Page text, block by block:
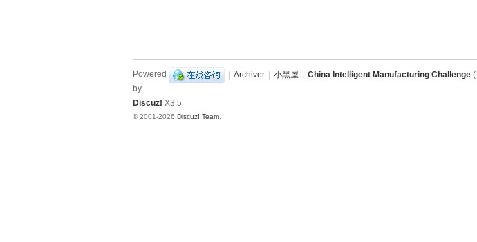
| Archiver | 小黑屋 | China Intelligent Manufacturing Challenge (
Powered
by
Discuz! X3.5
© 2001-2026 Discuz! Team